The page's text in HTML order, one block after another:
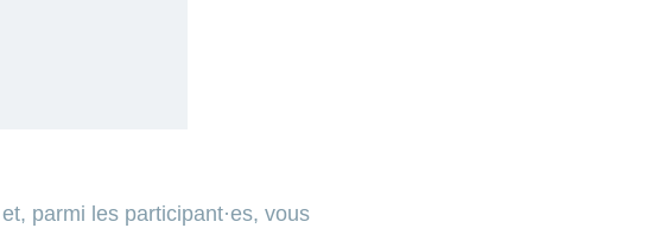
parmi les participant·es, vous